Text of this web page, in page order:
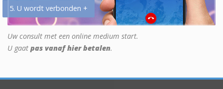
5. U wordt verbonden +
Uw consult met een online medium start.
U gaat pas vanaf hier betalen.